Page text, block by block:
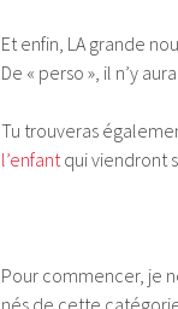
Et enfin, LA grande
De « perso », il n’y
Tu trouveras
l’enfantqui viendront
Pour commencer, je